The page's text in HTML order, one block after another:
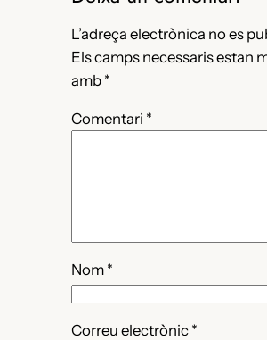
L’adreça electrònica no es
Els camps necessaris estan
amb *
Comentari *
Nom *
Correu electrònic *